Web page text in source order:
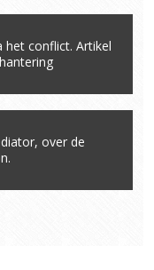
het conflict. Artikel
over de